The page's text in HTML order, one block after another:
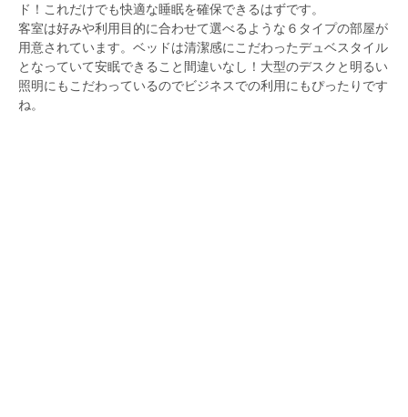
ド！これだけでも快適な睡眠を確保できるはずです。
客室は好みや利用目的に合わせて選べるような６タイプの部屋が
用意されています。ベッドは清潔感にこだわったデュベスタイル
となっていて安眠できること間違いなし！大型のデスクと明るい
照明にもこだわっているのでビジネスでの利用にもぴったりです
ね。